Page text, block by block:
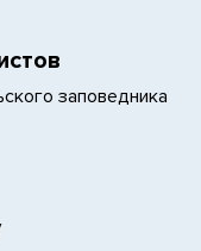
заповедника